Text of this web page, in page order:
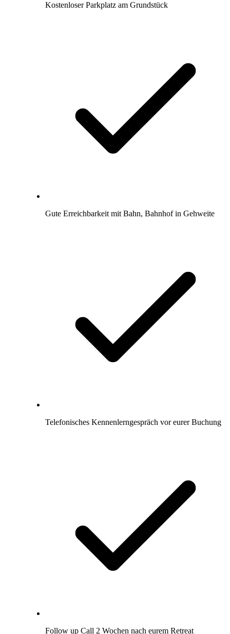
Kostenloser Parkplatz am Grundstück
Gute Erreichbarkeit mit Bahn, Bahnhof in Gehweite
Telefonisches Kennenlerngespräch vor eurer Buchung
Follow up Call 2 Wochen nach eurem Retreat